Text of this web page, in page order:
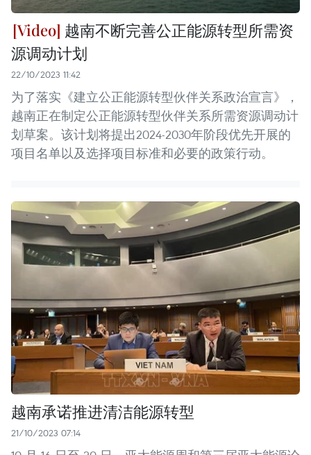
越南不断完善公正能源转型所需资
源调动计划
22/10/2023 11:42
为了落实《建立公正能源转型伙伴关系政治宣言》，
越南正在制定公正能源转型伙伴关系所需资源调动计
划草案。该计划将提出2024-2030年阶段优先开展的
项目名单以及选择项目标准和必要的政策行动。
越南承诺推进清洁能源转型
21/10/2023 07:14